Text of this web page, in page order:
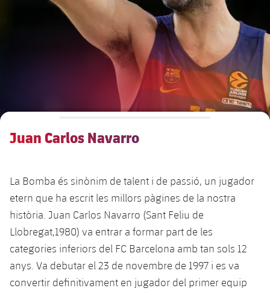
Estructura executiva
chevron-right
label.aria.chevronright
Documents
chevron-right
label.aria.chevronright
Comissions i òrgans
chevron-right
label.aria.chevronright
Més que un club
La Masia
Dècada a dècada
Jugadors de llegenda
Entrenadors
Centre de documentació
Calendari
Jugadores
Fotos
Jugadores històriques
Actualitat
Classificació
Fotos
Història
Barça Legends
plusicon
Partits
Notícies
Formatiu masculí
Fotos
Juvenil A
SUB16
SUB15
SUB14
Fotos
Femení B
Juvenil
SUB14 B
Campus Estiu
PLUSICON
MÉS
Primer Equip
plusicon
més
Actualitat
Calendari
Base
plusicon
més
Base
Campus Estiu
Juan Carlos Navarro
La Bomba és sinònim de talent i de passió, un jugador
etern que ha escrit les millors pàgines de la nostra
història. Juan Carlos Navarro (Sant Feliu de
Llobregat,1980) va entrar a formar part de les
categories inferiors del FC Barcelona amb tan sols 12
anys. Va debutar el 23 de novembre de 1997 i es va
convertir definitivament en jugador del primer equip